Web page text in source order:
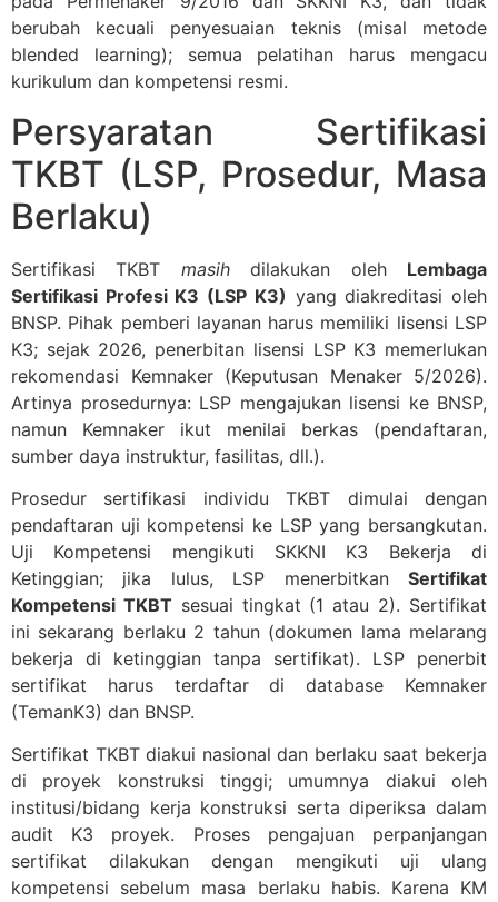
berubah kecuali penyesuaian teknis (misal metode
blended learning); semua pelatihan harus mengacu
kurikulum dan kompetensi resmi.
Persyaratan Sertifikasi
TKBT (LSP, Prosedur, Masa
Berlaku)
Sertifikasi TKBT masihdilakukan oleh Lembaga
Sertifikasi Profesi K3 (LSP K3) yang diakreditasi oleh
BNSP. Pihak pemberi layanan harus memiliki lisensi LSP
K3; sejak 2026, penerbitan lisensi LSP K3 memerlukan
rekomendasi Kemnaker (Keputusan Menaker 5/2026).
Artinya prosedurnya: LSP mengajukan lisensi ke BNSP,
namun Kemnaker ikut menilai berkas (pendaftaran,
sumber daya instruktur, fasilitas, dll.).
Prosedur sertifikasi individu TKBT dimulai dengan
pendaftaran uji kompetensi ke LSP yang bersangkutan.
Uji Kompetensi mengikuti SKKNI K3 Bekerja di
Ketinggian; jika lulus, LSP menerbitkan Sertifikat
Kompetensi TKBT sesuai tingkat (1 atau 2). Sertifikat
ini sekarang berlaku 2 tahun (dokumen lama melarang
bekerja di ketinggian tanpa sertifikat). LSP penerbit
sertifikat harus terdaftar di database Kemnaker
(TemanK3) dan BNSP.
Sertifikat TKBT diakui nasional dan berlaku saat bekerja
di proyek konstruksi tinggi; umumnya diakui oleh
institusi/bidang kerja konstruksi serta diperiksa dalam
audit K3 proyek. Proses pengajuan perpanjangan
sertifikat dilakukan dengan mengikuti uji ulang
kompetensi sebelum masa berlaku habis. Karena KM